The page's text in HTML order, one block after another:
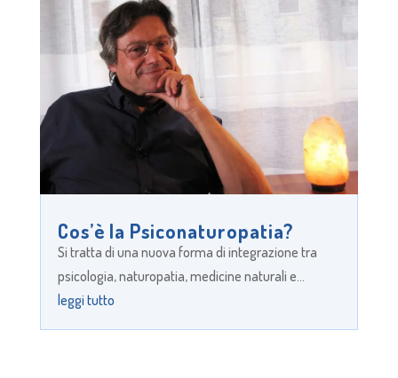
Cos’è la Psiconaturopatia?
Si tratta di una nuova forma di integrazione tra
psicologia, naturopatia, medicine naturali e...
leggi tutto